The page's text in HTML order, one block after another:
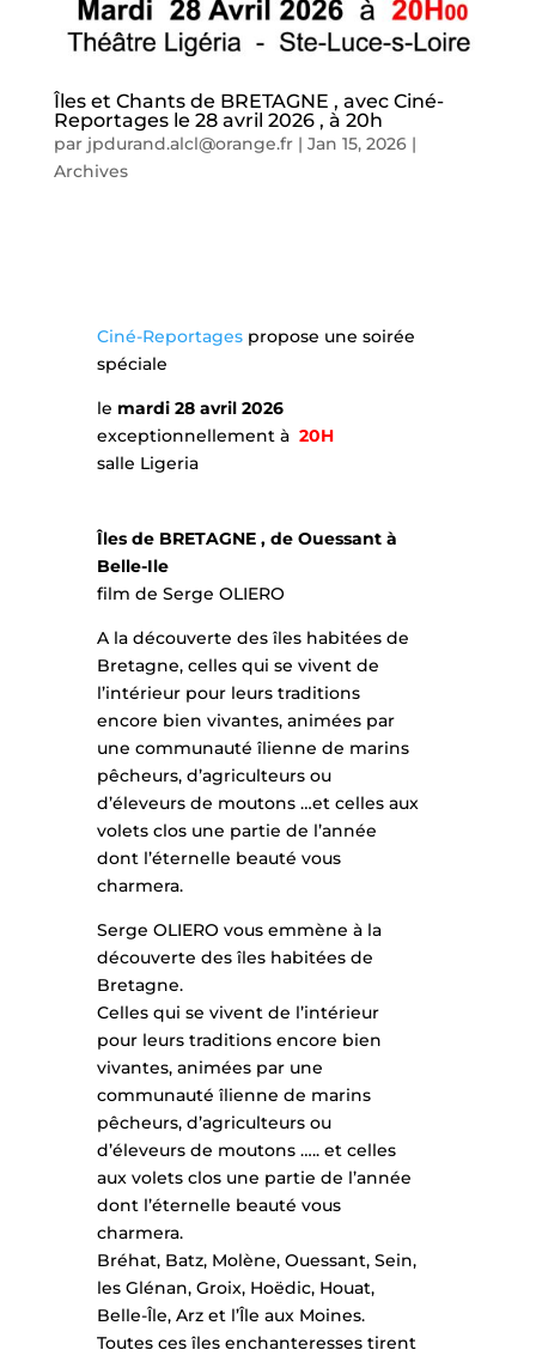
Îles et Chants de BRETAGNE , avec Ciné-
Reportages le 28 avril 2026 , à 20h
par jpdurand.alcl@orange.fr| Jan 15, 2026|
Archives
Ciné-Reportagespropose une soirée
spéciale
le mardi 28 avril 2026
exceptionnellement à 20H
salle Ligeria
Îles de BRETAGNE , de Ouessant à
Belle-Ile
film de Serge OLIERO
A la découverte des îles habitées de
Bretagne, celles qui se vivent de
l’intérieur pour leurs traditions
encore bien vivantes, animées par
une communauté îlienne de marins
pêcheurs, d’agriculteurs ou
d’éleveurs de moutons …et celles aux
volets clos une partie de l’année
dont l’éternelle beauté vous
charmera.
Serge OLIERO vous emmène à la
découverte des îles habitées de
Bretagne.
Celles qui se vivent de l’intérieur
pour leurs traditions encore bien
vivantes, animées par une
communauté îlienne de marins
pêcheurs, d’agriculteurs ou
d’éleveurs de moutons ….. et celles
aux volets clos une partie de l’année
dont l’éternelle beauté vous
charmera.
Bréhat, Batz, Molène, Ouessant, Sein,
les Glénan, Groix, Hoëdic, Houat,
Belle-Île, Arz et l’Île aux Moines.
Toutes ces îles enchanteresses tirent